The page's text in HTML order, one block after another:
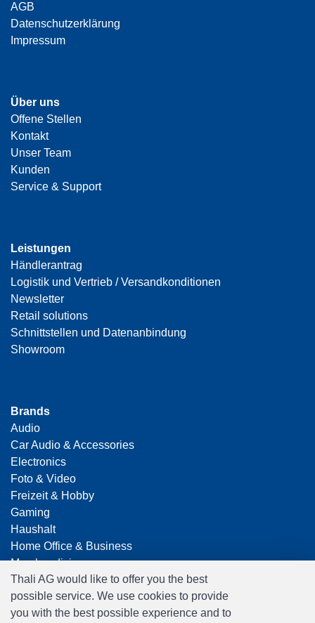
AGB
Datenschutzerklärung
Impressum
Über uns
Offene Stellen
Kontakt
Unser Team
Kunden
Service & Support
Leistungen
Händlerantrag
Logistik und Vertrieb / Versandkonditionen
Newsletter
Retail solutions
Schnittstellen und Datenanbindung
Showroom
Brands
Audio
Car Audio & Accessories
Electronics
Foto & Video
Freizeit & Hobby
Gaming
Haushalt
Home Office & Business
Merchandising
Smart Home
Spielwaren
Travel
Thali AG would like to offer you the best
possible service. We use cookies to provide
you with the best possible experience and to